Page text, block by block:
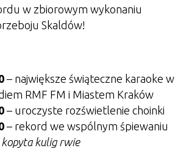
w zbiorowym wykonaniu
Skaldów!
– największe świąteczne karaoke w
RMF FM i Miastem Kraków
– uroczyste rozświetlenie choinki
– rekord we wspólnym śpiewaniu
kopyta kulig rwie